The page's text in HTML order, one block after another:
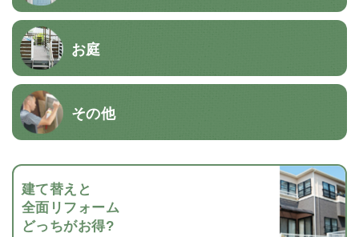
お庭
その他
建て替えと
全面リフォーム
どっちがお得?